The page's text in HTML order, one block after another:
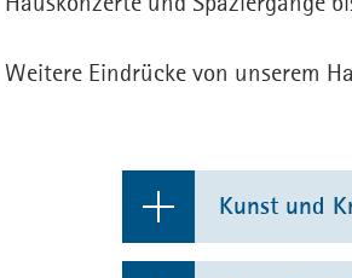
Weitere Eindrücke von unserem
Kunst und